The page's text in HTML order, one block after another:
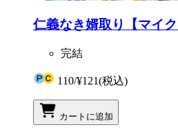
仁義なき婿取り【マイ
完結
110/¥121(税込)
カートに追加